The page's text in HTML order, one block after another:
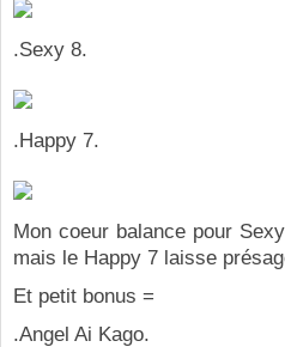
.Sexy 8.
.Happy 7.
Mon coeur balance pour
mais le Happy 7 laisse
Et petit bonus =
.Angel Ai Kago.